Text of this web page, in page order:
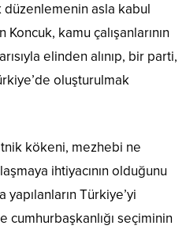
düzenlemenin asla kabul
kamu çalışanlarının
elinden alınıp, bir parti,
oluşturulmak
kökeni, mezhebi ne
ihtiyacının olduğunu
yapılanların Türkiye’yi
cumhurbaşkanlığı seçiminin